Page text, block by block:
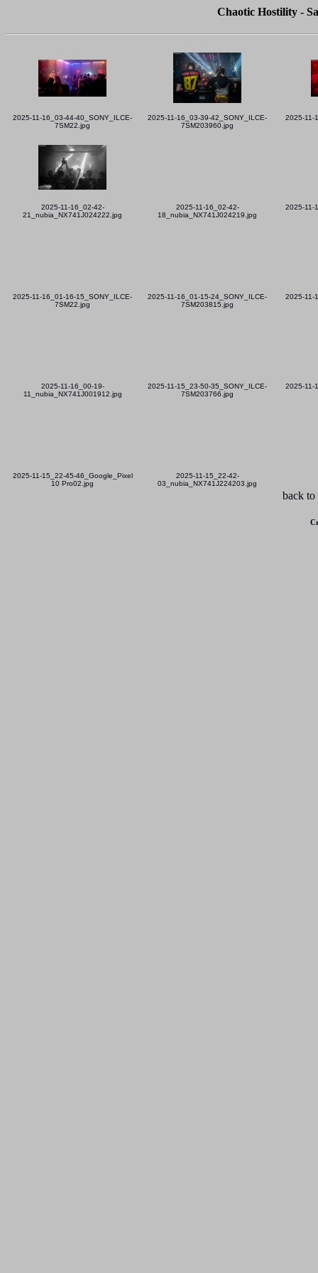
Chaotic Hostility -
2025-11-16_03-44-40_SONY_ILCE-
7SM22.jpg
2025-11-16_03-39-42_SONY_ILCE-
7SM203960.jpg
2025-11-
2025-11-16_02-42-
21_nubia_NX741J024222.jpg
2025-11-16_02-42-
18_nubia_NX741J024219.jpg
2025-11-
2025-11-16_01-16-15_SONY_ILCE-
7SM22.jpg
2025-11-16_01-15-24_SONY_ILCE-
7SM203815.jpg
2025-11-
2025-11-16_00-19-
11_nubia_NX741J001912.jpg
2025-11-15_23-50-35_SONY_ILCE-
7SM203766.jpg
2025-11-
2025-11-15_22-45-46_Google_Pixel
10 Pro02.jpg
2025-11-15_22-42-
03_nubia_NX741J224203.jpg
back to